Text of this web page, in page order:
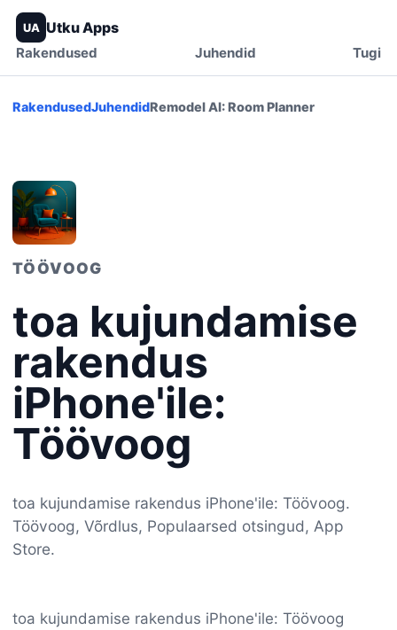
UA Utku Apps
Rakendused Juhendid Tugi
RakendusedJuhendidRemodel AI: Room Planner
TÖÖVOOG
toa kujundamise
rakendus
iPhone'ile:
Töövoog
toa kujundamise rakendus iPhone'ile: Töövoog.
Töövoog, Võrdlus, Populaarsed otsingud, App
Store.
toa kujundamise rakendus iPhone'ile: Töövoog